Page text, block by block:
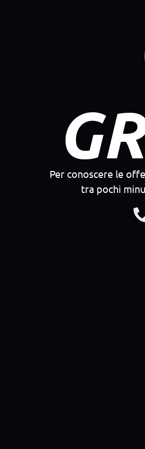
Per conoscere le
tra pochi